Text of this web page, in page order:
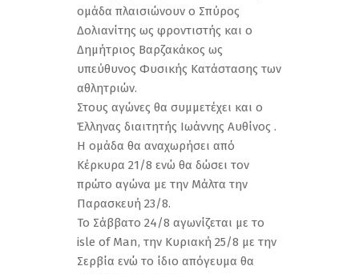
ομάδα πλαισιώνουν ο Σπύρος
Δολιανίτης ως φροντιστής και ο
Δημήτριος Βαρζακάκος ως
υπεύθυνος Φυσικής Κατάστασης των
αθλητριών.
Στους αγώνες θα συμμετέχει και ο
Έλληνας διαιτητής Ιωάννης Αυθίνος .
Η ομάδα θα αναχωρήσει από
Κέρκυρα 21/8 ενώ θα δώσει τον
πρώτο αγώνα με την Μάλτα την
Παρασκευή 23/8.
Το Σάββατο 24/8 αγωνίζεται με το
isle of Man, την Κυριακή 25/8 με την
Σερβία ενώ το ίδιο απόγευμα θα